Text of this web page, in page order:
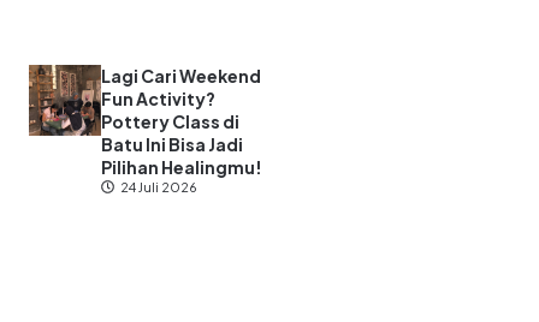
Lagi Cari Weekend
Fun Activity?
Pottery Class di
Batu Ini Bisa Jadi
Pilihan Healingmu!
24 Juli 2026